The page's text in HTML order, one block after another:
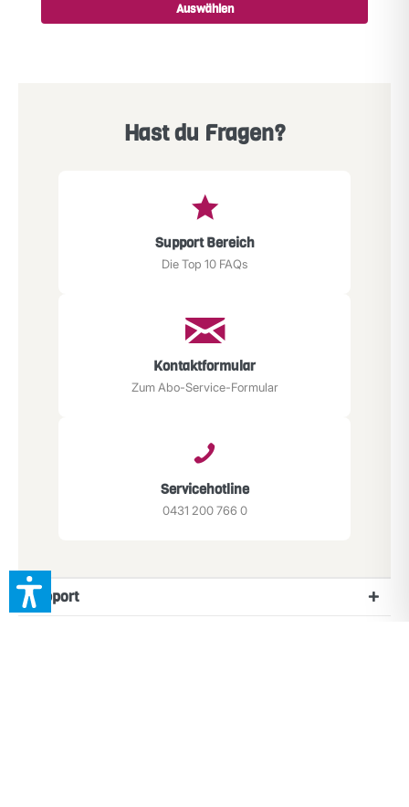
Auswählen
Hast du Fragen?
Support Bereich
Die Top 10 FAQs
Kontaktformular
Zum Abo-Service-Formular
Servicehotline
0431 200 766 0
Support